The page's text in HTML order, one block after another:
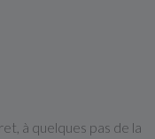
à quelques pas de la